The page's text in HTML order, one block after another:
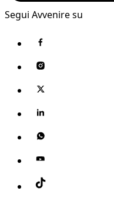
Segui Avvenire su